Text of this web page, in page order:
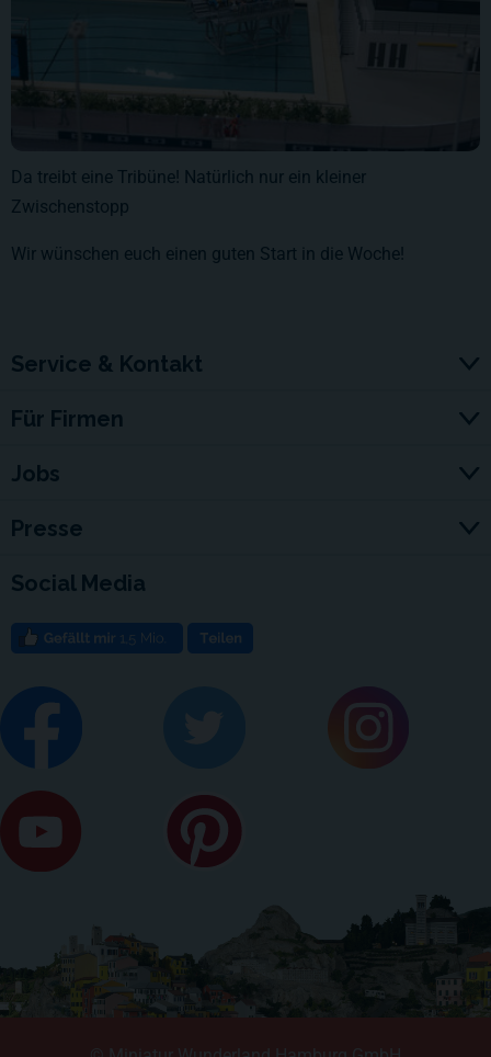
Da treibt eine Tribüne! Natürlich nur ein kleiner
Zwischenstopp
Wir wünschen euch einen guten Start in die Woche!
Service & Kontakt
Für Firmen
Jobs
Presse
Social Media